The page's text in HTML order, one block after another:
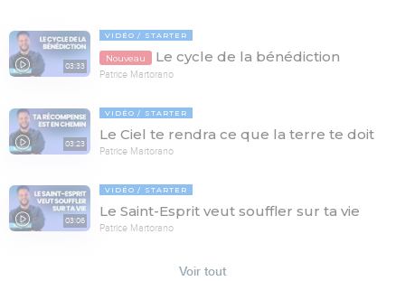
03:33
VIDÉO STARTER
Nouveau Le cycle de la bénédiction
Patrice Martorano
03:23
VIDÉO STARTER
Le Ciel te rendra ce que la terre te doit
Patrice Martorano
03:06
VIDÉO STARTER
Le Saint-Esprit veut souffler sur ta vie
Patrice Martorano
Voir tout